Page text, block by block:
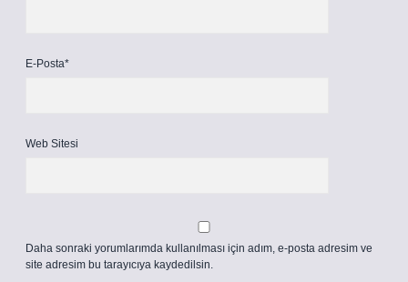
E-Posta*
Web Sitesi
Daha sonraki yorumlarımda kullanılması için adım, e-posta adresim ve
site adresim bu tarayıcıya kaydedilsin.